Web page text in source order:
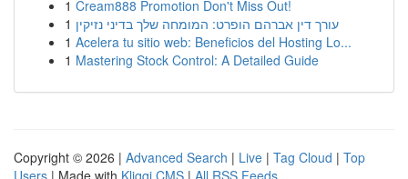
1 Cream888 Promotion Don't Miss Out!
1 עורך דין אברהם הופרט: המומחה שלך בדיני נזיקין
1 Acelera tu sitio web: Beneficios del Hosting Lo...
1 Mastering Stock Control: A Detailed Guide
Copyright © 2026 | Advanced Search | Live | Tag Cloud | Top
Users | Made with Kliqqi CMS | All RSS Feeds